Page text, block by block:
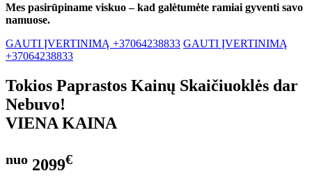
Mes pasirūpiname viskuo – kad galėtumėte ramiai gyventi savo
namuose.
GAUTI ĮVERTINIMĄ +37064238833 GAUTI ĮVERTINIMĄ
+37064238833
Tokios Paprastos Kainų Skaičiuoklės dar
Nebuvo!
VIENA KAINA
nuo 2099€